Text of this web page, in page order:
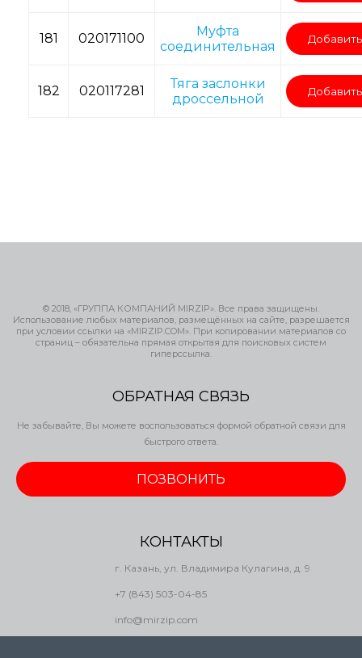
181 020171100
Муфта
соединительная
Добавить
182 020117281
Тяга заслонки
дроссельной
Добавить
© 2018, «ГРУППА КОМПАНИЙ MIRZIP». Все права защищены.
Использование любых материалов, размещённых на сайте, разрешается
при условии ссылки на «MIRZIP.COM». При копировании материалов со
страниц – обязательна прямая открытая для поисковых систем
гиперссылка.
ОБРАТНАЯ СВЯЗЬ
Не забывайте, Вы можете воспользоваться формой обратной связи для
быстрого ответа.
ПОЗВОНИТЬ
КОНТАКТЫ
г. Казань, ул. Владимира Кулагина, д. 9
+7 (843) 503-04-85
info@mirzip.com